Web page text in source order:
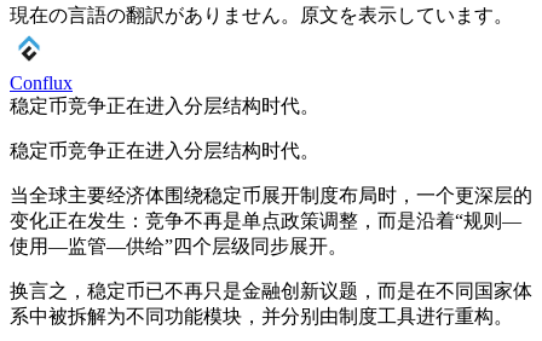
現在の言語の翻訳がありません。原文を表示しています。
Conflux
稳定币竞争正在进入分层结构时代。
稳定币竞争正在进入分层结构时代。
当全球主要经济体围绕稳定币展开制度布局时，一个更深层的
变化正在发生：竞争不再是单点政策调整，而是沿着“规则—
使用—监管—供给”四个层级同步展开。
换言之，稳定币已不再只是金融创新议题，而是在不同国家体
系中被拆解为不同功能模块，并分别由制度工具进行重构。